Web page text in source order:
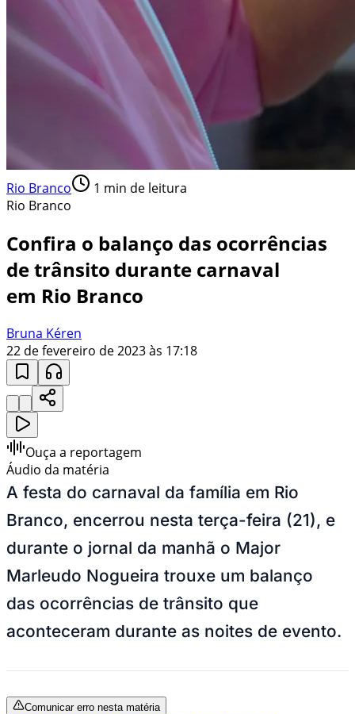
Rio Branco 1 min de leitura
Rio Branco
Confira o balanço das ocorrências
de trânsito durante carnaval
em Rio Branco
Bruna Kéren
22 de fevereiro de 2023 às 17:18
Ouça a reportagem
Áudio da matéria
A festa do carnaval da família em Rio
Branco, encerrou nesta terça-feira (21), e
durante o jornal da manhã o Major
Marleudo Nogueira trouxe um balanço
das ocorrências de trânsito que
aconteceram durante as noites de evento.
Comunicar erro nesta matéria